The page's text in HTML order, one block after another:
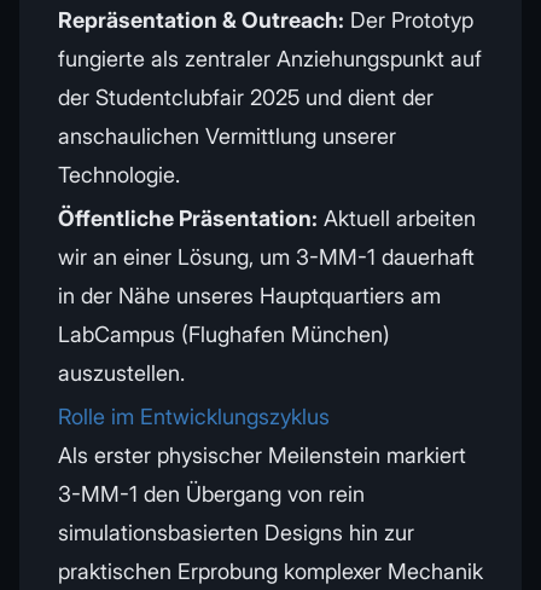
Repräsentation & Outreach: Der Prototyp
fungierte als zentraler Anziehungspunkt auf
der Studentclubfair 2025 und dient der
anschaulichen Vermittlung unserer
Technologie.
Öffentliche Präsentation: Aktuell arbeiten
wir an einer Lösung, um 3-MM-1 dauerhaft
in der Nähe unseres Hauptquartiers am
LabCampus (Flughafen München)
auszustellen.
Rolle im Entwicklungszyklus
Als erster physischer Meilenstein markiert
3-MM-1 den Übergang von rein
simulationsbasierten Designs hin zur
praktischen Erprobung komplexer Mechanik